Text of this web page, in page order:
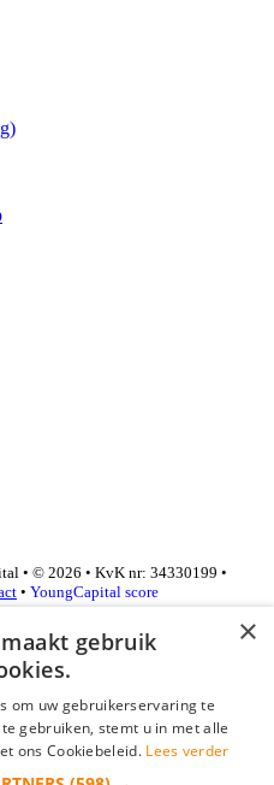
• © 2026 • KvK nr: 34330199 •
• YoungCapital score
×
gebruik
om uw gebruikerservaring te
gebruiken, stemt u in met alle
ons Cookiebeleid. Lees verder